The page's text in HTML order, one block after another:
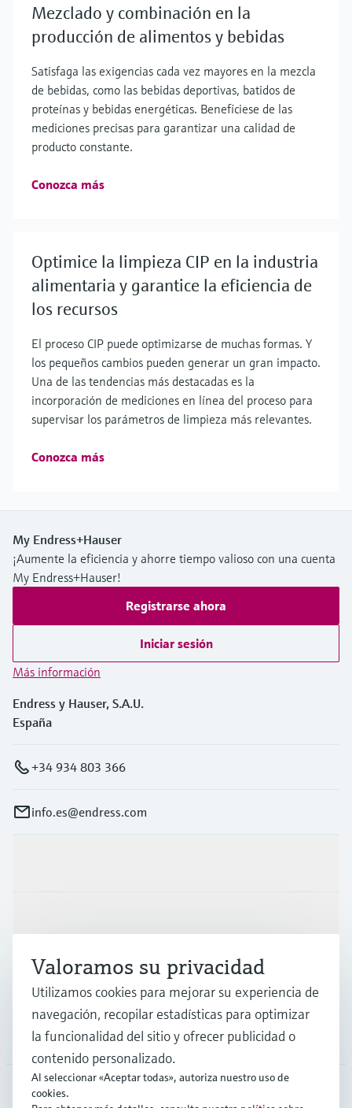
Mezclado y combinación en la
producción de alimentos y bebidas
Satisfaga las exigencias cada vez mayores en la mezcla
de bebidas, como las bebidas deportivas, batidos de
proteínas y bebidas energéticas. Benefíciese de las
mediciones precisas para garantizar una calidad de
producto constante.
Conozca más
Optimice la limpieza CIP en la industria
alimentaria y garantice la eficiencia de
los recursos
El proceso CIP puede optimizarse de muchas formas. Y
los pequeños cambios pueden generar un gran impacto.
Una de las tendencias más destacadas es la
incorporación de mediciones en línea del proceso para
supervisar los parámetros de limpieza más relevantes.
Conozca más
My Endress+Hauser
¡Aumente la eficiencia y ahorre tiempo valioso con una cuenta
My Endress+Hauser!
Registrarse ahora
Iniciar sesión
Más información
Endress y Hauser, S.A.U.
España
+34 934 803 366
info.es@endress.com
Soporte
Compañía
Valoramos su privacidad
Utilizamos cookies para mejorar su experiencia de
navegación, recopilar estadísticas para optimizar
la funcionalidad del sitio y ofrecer publicidad o
contenido personalizado.
Al seleccionar «Aceptar todas», autoriza nuestro uso de
cookies.